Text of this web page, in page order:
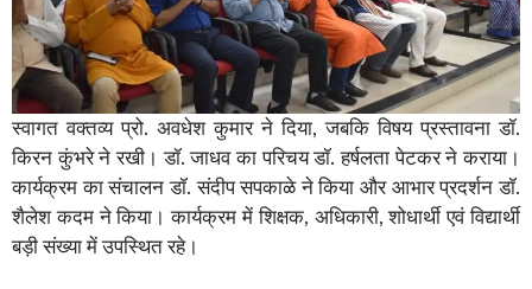
स्वागत वक्तव्य प्रो. अवधेश कुमार ने दिया, जबकि विषय प्रस्तावना डॉ.
किरन कुंभरे ने रखी। डॉ. जाधव का परिचय डॉ. हर्षलता पेटकर ने कराया।
कार्यक्रम का संचालन डॉ. संदीप सपकाळे ने किया और आभार प्रदर्शन डॉ.
शैलेश कदम ने किया। कार्यक्रम में शिक्षक, अधिकारी, शोधार्थी एवं विद्यार्थी
बड़ी संख्या में उपस्थित रहे।